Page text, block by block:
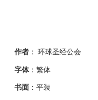
作者 ： 环球圣经公会
字体：繁体
书面 ：平装